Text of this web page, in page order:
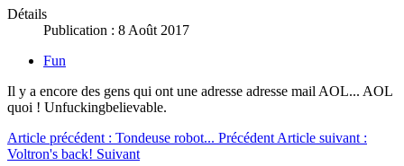
Détails
Publication : 8 Août 2017
Fun
Il y a encore des gens qui ont une adresse adresse mail AOL... AOL
quoi ! Unfuckingbelievable.
Article précédent : Tondeuse robot... Précédent Article suivant :
Voltron's back! Suivant